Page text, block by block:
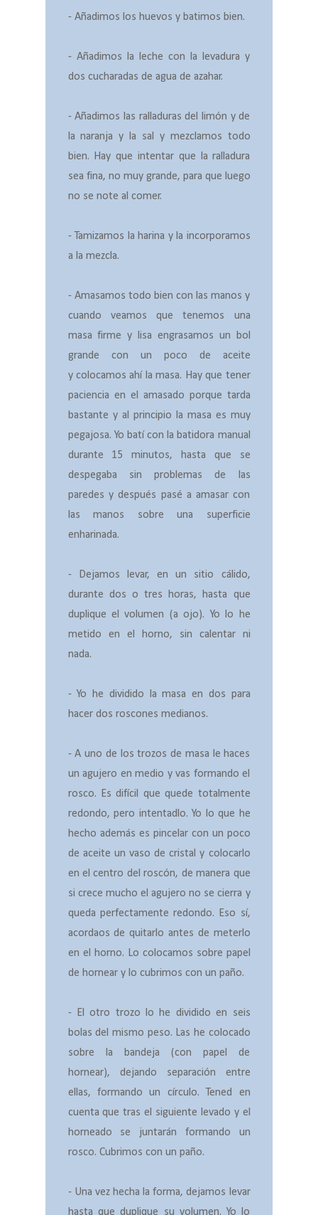
- Añadimos los huevos y batimos bien.
- Añadimos la leche con la levadura y
dos cucharadas de agua de azahar.
- Añadimos las ralladuras del limón y de
la naranja y la sal y mezclamos todo
bien. Hay que intentar que la ralladura
sea fina, no muy grande, para que luego
no se note al comer.
- Tamizamos la harina y la incorporamos
a la mezcla.
- Amasamos todo bien con las manos y
cuando veamos que tenemos una
masa firme y lisa engrasamos un bol
grande con un poco de aceite
y colocamos ahí la masa. Hay que tener
paciencia en el amasado porque tarda
bastante y al principio la masa es muy
pegajosa. Yo batí con la batidora manual
durante 15 minutos, hasta que se
despegaba sin problemas de las
paredes y después pasé a amasar con
las manos sobre una superficie
enharinada.
- Dejamos levar, en un sitio cálido,
durante dos o tres horas, hasta que
duplique el volumen (a ojo). Yo lo he
metido en el horno, sin calentar ni
nada.
- Yo he dividido la masa en dos para
hacer dos roscones medianos.
- A uno de los trozos de masa le haces
un agujero en medio y vas formando el
rosco. Es difícil que quede totalmente
redondo, pero intentadlo. Yo lo que he
hecho además es pincelar con un poco
de aceite un vaso de cristal y colocarlo
en el centro del roscón, de manera que
si crece mucho el agujero no se cierra y
queda perfectamente redondo. Eso sí,
acordaos de quitarlo antes de meterlo
en el horno. Lo colocamos sobre papel
de hornear y lo cubrimos con un paño.
- El otro trozo lo he dividido en seis
bolas del mismo peso. Las he colocado
sobre la bandeja (con papel de
hornear), dejando separación entre
ellas, formando un círculo. Tened en
cuenta que tras el siguiente levado y el
horneado se juntarán formando un
rosco. Cubrimos con un paño.
- Una vez hecha la forma, dejamos levar
hasta que duplique su volumen. Yo lo